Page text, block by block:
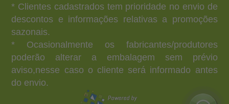
* Clientes cadastrados tem prioridade no envio de
descontos e informações relativas a promoções
sazonais.
* Ocasionalmente os fabricantes/produtores
poderão alterar a embalagem sem prévio
aviso,nesse caso o cliente será informado antes
do envio.